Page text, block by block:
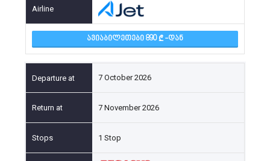
ᲐᲕᲘᲐᲑᲘᲚᲔᲗᲔᲑᲘ 890 -ᲓᲐᲜ
7 October 2026
7 November 2026
1 Stop